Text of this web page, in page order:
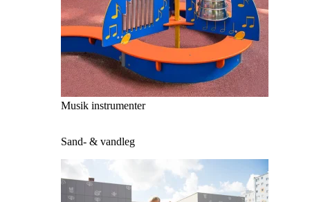
Musik instrumenter
Sand- & vandleg